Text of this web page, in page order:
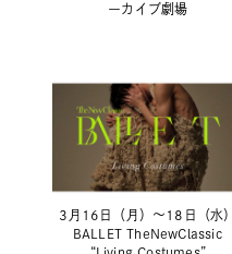
ーカイブ劇場
3月16日（月）〜18日（水）
BALLET TheNewClassic